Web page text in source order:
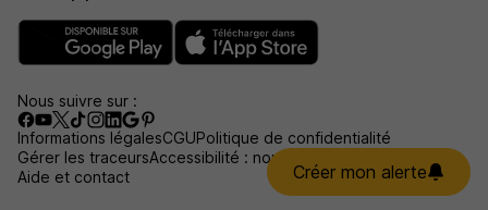
Créer mon alerte
Nous suivre sur :
Informations légalesCGUPolitique de confidentialité
Gérer les traceursAccessibilité : non conforme
Aide et contact